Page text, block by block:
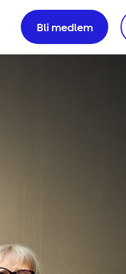
Bli medlem